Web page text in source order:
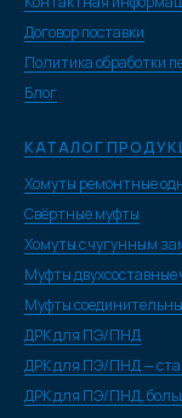
Договор поставки
Политика обработки
Блог
КАТАЛОГ
Хомуты ремонтные
Свёртные муфты
Хомуты с чугунным
Муфты двухсоставные
Муфты
ДРК для ПЭ/ПНД
ДРК для ПЭ/ПНД —
ДРК для ПЭ/ПНД,